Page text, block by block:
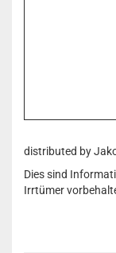
distributed by
Dies sind
Irrtümer